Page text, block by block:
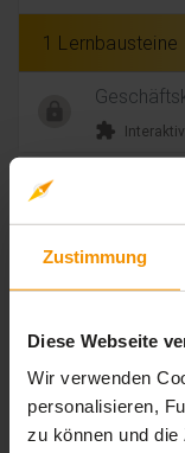
Zustimmung
Diese Webseite
Wir verwenden
personalisieren,
zu können und
1 Lernbausteine
extension